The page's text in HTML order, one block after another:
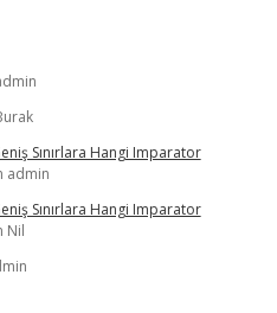
Sınırlara Hangi Imparator
admin
Sınırlara Hangi Imparator
Nil